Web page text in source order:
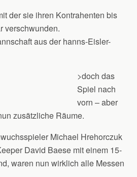
der sie ihren Kontrahenten bis
verschwunden.
aus der hanns-Eisler-
>doch das
Spiel nach
vorn – aber
zusätzliche Räume.
Michael Hrehorczuk
David Baese mit einem 15-
waren nun wirklich alle Messen